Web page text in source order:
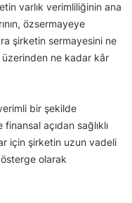
varlık verimliliğinin ana
özsermayeye
şirketin sermayesini ne
üzerinden ne kadar kâr
bir şekilde
açıdan sağlıklı
için şirketin uzun vadeli
olarak